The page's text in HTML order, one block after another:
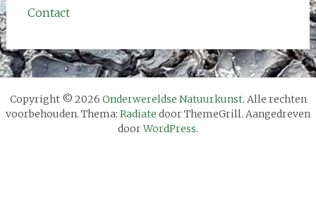
Contact
Copyright © 2026 Onderwereldse Natuurkunst. Alle rechten
voorbehouden. Thema: Radiate door ThemeGrill. Aangedreven
doorWordPress.